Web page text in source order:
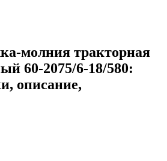
молния тракторная
60-2075/6-18/580:
описание,